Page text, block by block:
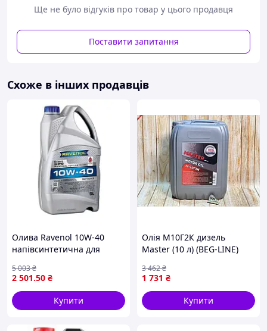
чотирьохтактних двигунів як з повітряним, так і з
водяним охолодженням. Більш детальну інформацію
щодо застосування можна знайти нижче.
Забезпечує високий ступінь захисту від зносу
кілець, свічок і камер згоряння, збільшуючи термін
служби двигуна і сприяючи збереженню його
характеристик. Підходить для коробок передач і інших
елементів трансмісії в випадках, коли виробник
рекомендує використовувати моторні оливи.
Забезпечує надійний і тривалий захист від корозії
навіть при періодичному використанні мотоцикла.
Специфікації:
API SN
Ще не було відгуків про товар у цього продавця
Поставити запитання
Схоже в інших продавців
Олива Ravenol 10W-40
напівсинтетична для
двигунів вантажних
автомобілів
2 501.50 ₴
5 003₴
Купити
Олія М10Г2К дизель
Master (10 л) (BEG-LINE)
1 731 ₴
3 462₴
Купити